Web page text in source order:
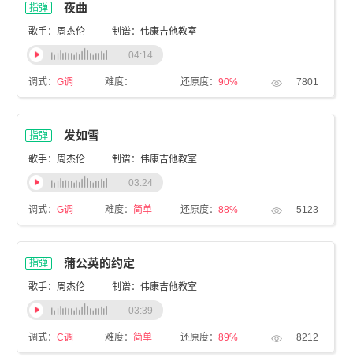
指弹 夜曲
歌手：周杰伦 制谱：伟康吉他教室
调式：G调 难度： 还原度：90% 7801
04:14
指弹 发如雪
歌手：周杰伦 制谱：伟康吉他教室
调式：G调 难度： 简单 还原度：88% 5123
03:24
指弹 蒲公英的约定
歌手：周杰伦 制谱：伟康吉他教室
调式：C调 难度： 简单 还原度：89% 8212
03:39